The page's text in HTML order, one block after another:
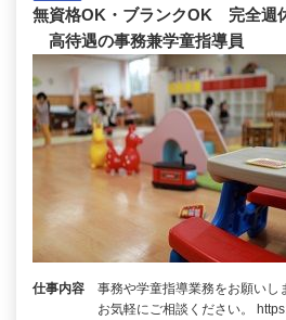
無資格OK・ブランクOK 完全週
高待遇の事務兼学童指導員
仕事内容
事務や学童指導業務をお願いし
お気軽にご相談ください。